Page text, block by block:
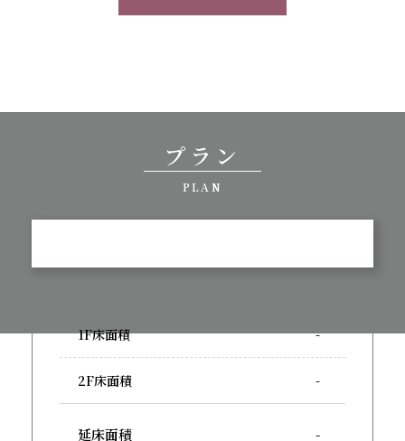
プラン
PLAN
1F床面積 -
2F床面積 -
延床面積 -